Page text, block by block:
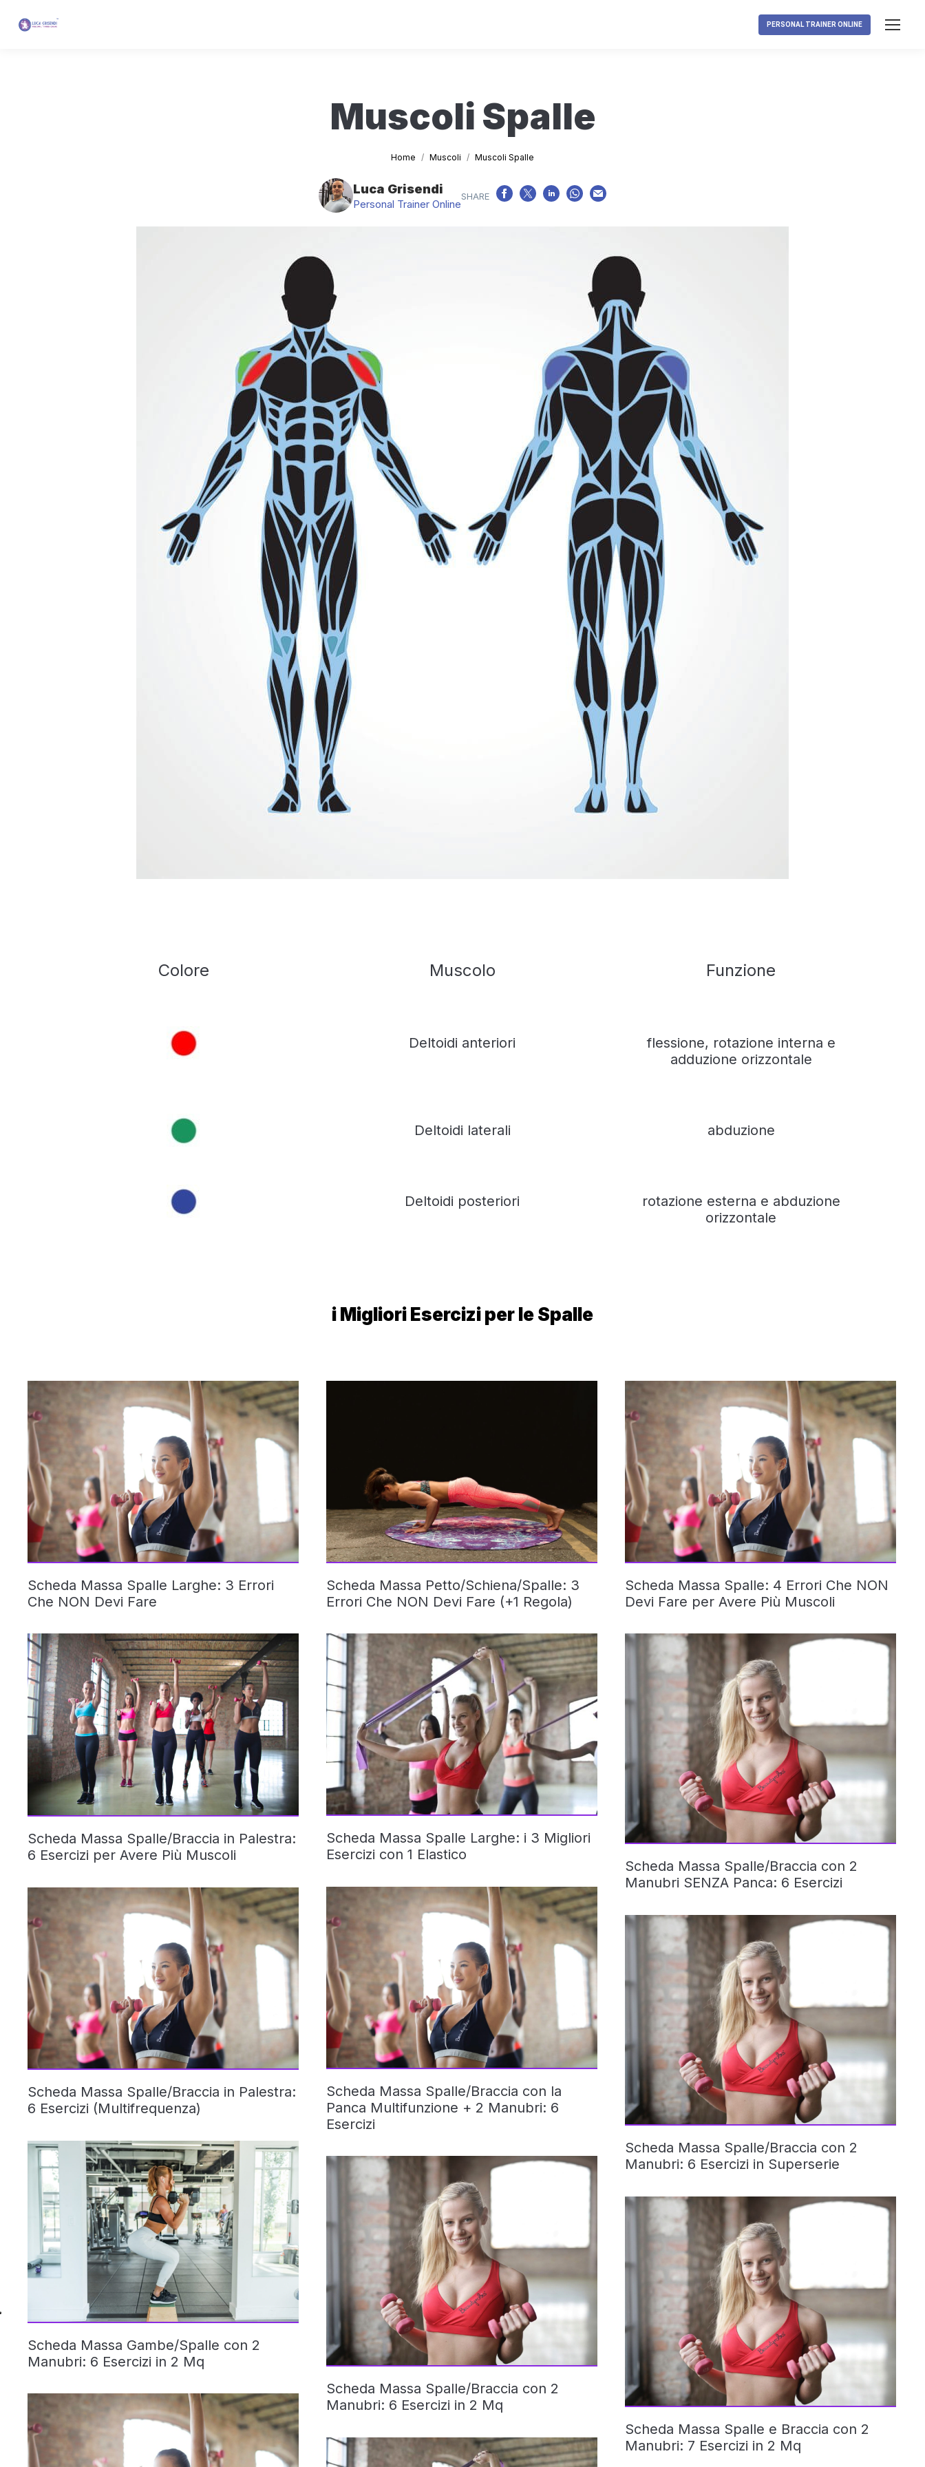
PERSONAL TRAINER ONLINE
Muscoli Spalle
Tu sei qui:
Home Muscoli Muscoli Spalle
Luca Grisendi
Personal Trainer Online
Colore Muscolo Funzione
Deltoidi anteriori
flessione, rotazione interna e
adduzione orizzontale
Deltoidi laterali abduzione
Deltoidi posteriori
rotazione esterna e abduzione
orizzontale
i Migliori Esercizi per le Spalle
Scheda Massa Spalle Larghe: 3 Errori
Che NON Devi Fare
Scheda Massa Petto/Schiena/Spalle: 3
Errori Che NON Devi Fare (+1 Regola)
Scheda Massa Spalle: 4 Errori Che NON
Devi Fare per Avere Più Muscoli
Scheda Massa Spalle/Braccia in Palestra:
6 Esercizi per Avere Più Muscoli
Scheda Massa Spalle Larghe: i 3 Migliori
Esercizi con 1 Elastico
Scheda Massa Spalle/Braccia con 2
Manubri SENZA Panca: 6 Esercizi
Scheda Massa Spalle/Braccia con la
Panca Multifunzione + 2 Manubri: 6
Esercizi
Scheda Massa Spalle/Braccia in Palestra:
6 Esercizi (Multifrequenza)
Scheda Massa Spalle/Braccia con 2
Manubri: 6 Esercizi in Superserie
Scheda Massa Gambe/Spalle con 2
Manubri: 6 Esercizi in 2 Mq
Scheda Massa Spalle/Braccia con 2
Manubri: 6 Esercizi in 2 Mq
Scheda Massa Spalle e Braccia con 2
Manubri: 7 Esercizi in 2 Mq